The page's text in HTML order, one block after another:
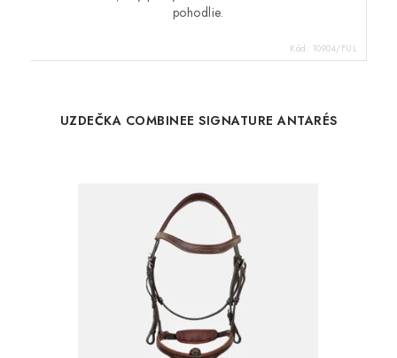
pohodlie.
Kód: 10904/FUL
UZDEČKA COMBINEE SIGNATURE ANTARÉS